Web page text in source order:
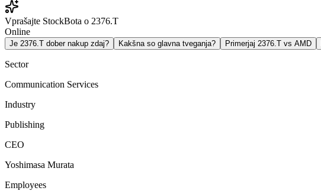
Vprašajte StockBota o 2376.T
Online
Je 2376.T dober nakup zdaj? Kakšna so glavna tveganja? Primerjaj 2376.T vs AMD
Sector
Communication Services
Industry
Publishing
CEO
Yoshimasa Murata
Employees